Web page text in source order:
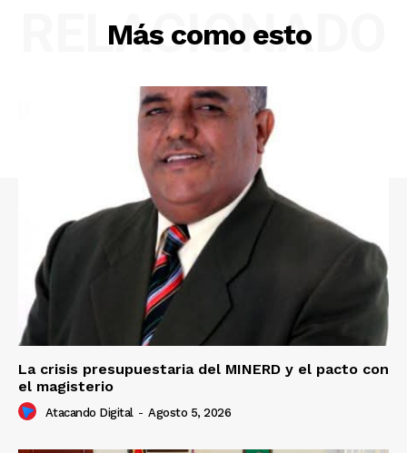
Más como esto
RELACIONADO
La crisis presupuestaria del MINERD y el pacto con
el magisterio
Atacando Digital - Agosto 5, 2026